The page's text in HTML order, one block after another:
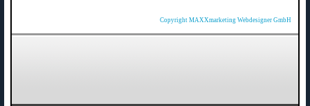
Copyright MAXXmarketing Webdesigner GmbH